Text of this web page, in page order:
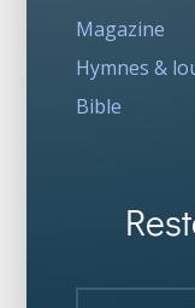
Magazine
Hymnes &
Bible